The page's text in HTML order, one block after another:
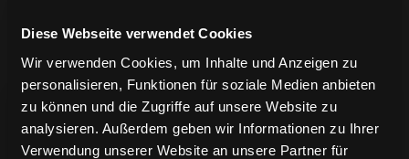
Diese Webseite verwendet Cookies
Wir verwenden Cookies, um Inhalte und Anzeigen zu
personalisieren, Funktionen für soziale Medien anbieten
zu können und die Zugriffe auf unsere Website zu
analysieren. Außerdem geben wir Informationen zu Ihrer
Verwendung unserer Website an unsere Partner für